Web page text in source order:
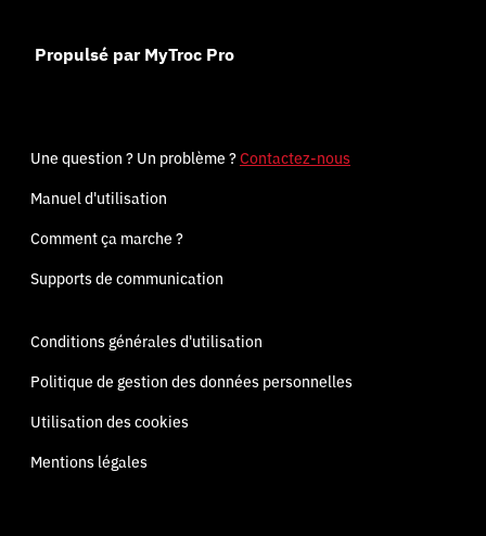
Propulsé par MyTroc Pro
Une question ? Un problème ?Contactez-nous
Manuel d'utilisation
Comment ça marche ?
Supports de communication
Conditions générales d'utilisation
Politique de gestion des données personnelles
Utilisation des cookies
Mentions légales